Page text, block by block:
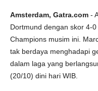
Amsterdam, Gatra.com -
Dortmund dengan skor 4-
Champions musim ini.
tak berdaya menghadapi
dalam laga yang
(20/10) dini hari WIB.